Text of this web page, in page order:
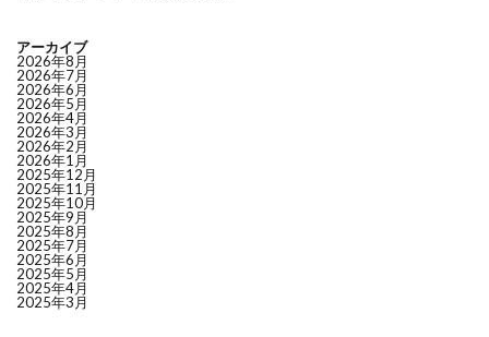
アーカイブ
2026年8月
2026年7月
2026年6月
2026年5月
2026年4月
2026年3月
2026年2月
2026年1月
2025年12月
2025年11月
2025年10月
2025年9月
2025年8月
2025年7月
2025年6月
2025年5月
2025年4月
2025年3月